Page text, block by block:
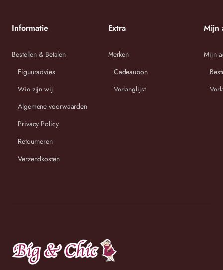
2 50/52
68 cm
54/56/5
71 cm
Wij streven ernaar om binnen 2-3 werkdagen uw bestelling
Informatie
Bestellen & Betalen
Figuuradvies
Wie zijn wij
Algemene voorwaarden
Privacy Policy
Retourneren
Verzendkosten
Extra
Merken
Cadeaubon
Verlanglijst
Mijn
Mijn